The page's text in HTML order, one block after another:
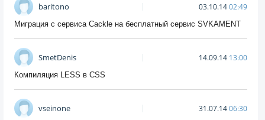
baritono 03.10.1402:49
Миграция с сервиса Cackle на бесплатный сервис SVKAMENT
SmetDenis 14.09.14 13:00
Компиляция LESS в CSS
vseinone 31.07.1406:30